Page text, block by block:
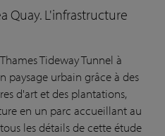
Quay. L'infrastructure
Tideway Tunnel à
paysage urbain grâce à des
d'art et des plantations,
en un parc accueillant au
les détails de cette étude